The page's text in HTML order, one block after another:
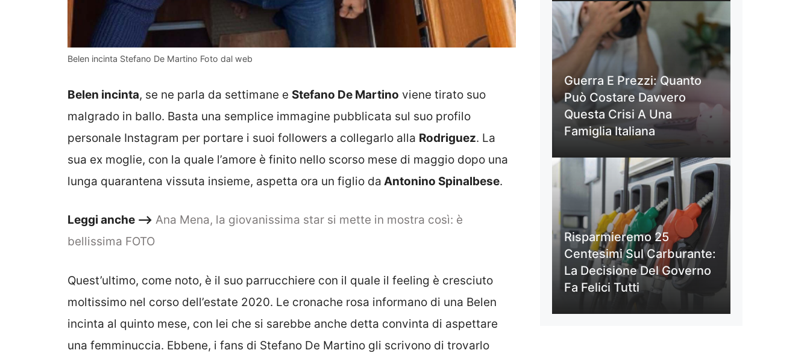
Belen incinta Stefano De Martino Foto dal web
Belen incinta, se ne parla da settimane e Stefano De Martino viene tirato suo
malgrado in ballo. Basta una semplice immagine pubblicata sul suo profilo
personale Instagram per portare i suoi followers a collegarlo alla Rodriguez. La
sua ex moglie, con la quale l’amore è finito nello scorso mese di maggio dopo una
lunga quarantena vissuta insieme, aspetta ora un figlio da Antonino Spinalbese.
Leggi anche –> Ana Mena, la giovanissima star si mette in mostra così: è
bellissima FOTO
Quest’ultimo, come noto, è il suo parrucchiere con il quale il feeling è cresciuto
moltissimo nel corso dell’estate 2020. Le cronache rosa informano di una Belen
incinta al quinto mese, con lei che si sarebbe anche detta convinta di aspettare
una femminuccia. Ebbene, i fans di Stefano De Martino gli scrivono di trovarlo
Guerra E Prezzi: Quanto
Può Costare Davvero
Questa Crisi A Una
Famiglia Italiana
Risparmieremo 25
Centesimi Sul Carburante:
La Decisione Del Governo
Fa Felici Tutti